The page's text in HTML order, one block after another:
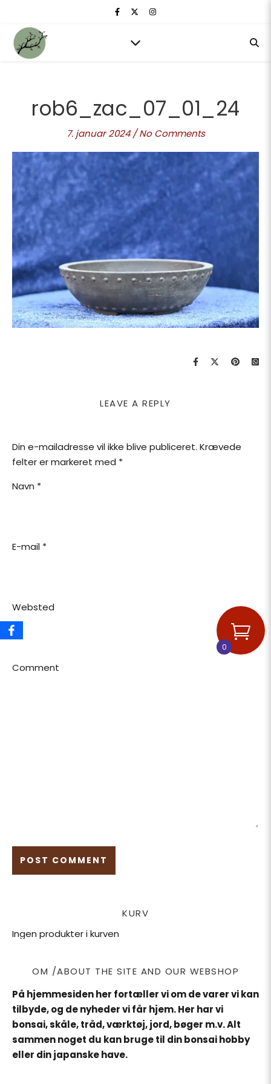
rob6_zac_07_01_24
7. januar 2024 / No Comments
LEAVE A REPLY
Din e-mailadresse vil ikke blive publiceret. Krævede
felter er markeret med *
Navn *
E-mail *
Websted
Comment
KURV
Ingen produkter i kurven
OM /ABOUT THE SITE AND OUR WEBSHOP
På hjemmesiden her fortæller vi om de varer vi kan
tilbyde, og de nyheder vi får hjem. Her har vi
bonsai, skåle, tråd, værktøj, jord, bøger m.v. Alt
sammen noget du kan bruge til din bonsai hobby
eller din japanske have.
0